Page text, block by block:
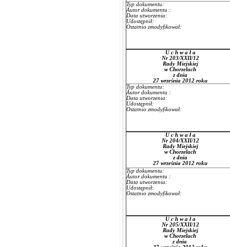
Typ dokumentu:
Autor dokumentu :
Data utworzenia:
Udostępnił:
Ostatnio zmodyfikował:
U c h w a ł a
Nr 203/XXII/12
Rady Miejskiej
w Chorzelach
z dnia
27 września 2012 roku
Typ dokumentu:
Autor dokumentu :
Data utworzenia:
Udostępnił:
Ostatnio zmodyfikował:
U c h w a ł a
Nr 204/XXII/12
Rady Miejskiej
w Chorzelach
z dnia
27 września 2012 roku
Typ dokumentu:
Autor dokumentu :
Data utworzenia:
Udostępnił:
Ostatnio zmodyfikował:
U c h w a ł a
Nr 205/XXII/12
Rady Miejskiej
w Chorzelach
z dnia